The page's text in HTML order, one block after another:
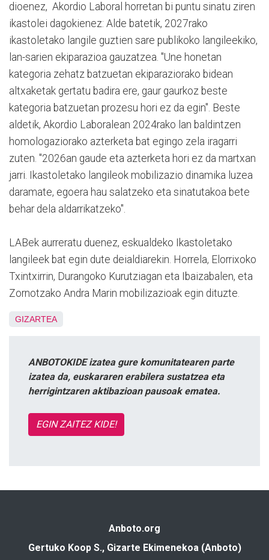
dioenez, Akordio Laboral horretan bi puntu sinatu ziren
ikastolei dagokienez: Alde batetik, 2027rako
ikastoletako langile guztien sare publikoko langileekiko,
lan-sarien ekiparazioa gauzatzea. "Une honetan
kategoria zehatz batzuetan ekiparaziorako bidean
altxaketak gertatu badira ere, gaur gaurkoz beste
kategoria batzuetan prozesu hori ez da egin". Beste
aldetik, Akordio Laboralean 2024rako lan baldintzen
homologaziorako azterketa bat egingo zela iragarri
zuten. "2026an gaude eta azterketa hori ez da martxan
jarri. Ikastoletako langileok mobilizazio dinamika luzea
daramate, egoera hau salatzeko eta sinatutakoa bete
behar dela aldarrikatzeko".
LABek aurreratu duenez, eskualdeko Ikastoletako
langileek bat egin dute deialdiarekin. Horrela, Elorrixoko
Txintxirrin, Durangoko Kurutziagan eta Ibaizabalen, eta
Zornotzako Andra Marin mobilizazioak egin dituzte.
GIZARTEA
ANBOTOKIDE izatea gure komunitatearen parte
izatea da, euskararen erabilera sustatzea eta
herrigintzaren aktibazioan pausoak ematea.
EGIN ZAITEZ KIDE!
Anboto.org
Gertuko Koop S., Gizarte Ekimenekoa (Anboto)